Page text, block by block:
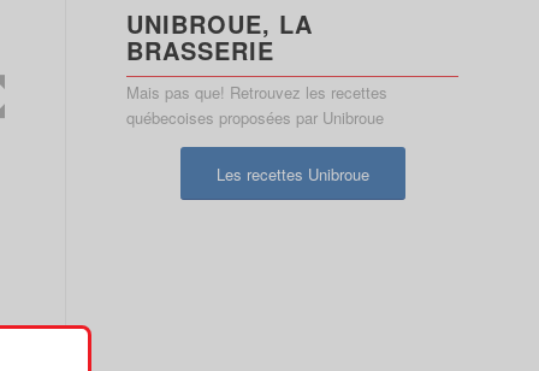
UNIBROUE, LA
BRASSERIE
Mais pas que! Retrouvez les recettes
québecoises proposées par Unibroue
Les recettes Unibroue